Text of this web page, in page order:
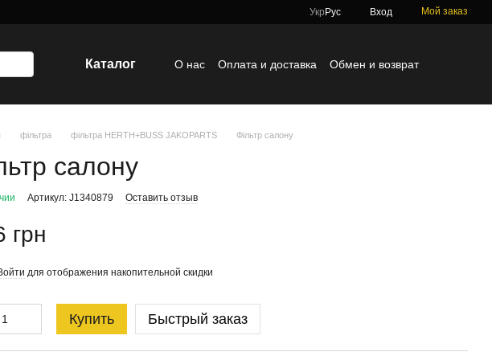
Укр Рус Вход Мой заказ
Каталог О нас Оплата и доставка
Обмен и возврат
фільтра фільтра HERTH+BUSS JAKOPARTS Фільтр салону
салону
Артикул: J1340879 Оставить отзыв
грн
для отображения накопительной скидки
Купить Быстрый заказ